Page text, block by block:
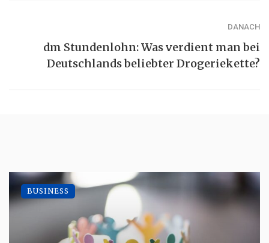
DANACH
dm Stundenlohn: Was verdient man bei
Deutschlands beliebter Drogeriekette?
BUSINESS